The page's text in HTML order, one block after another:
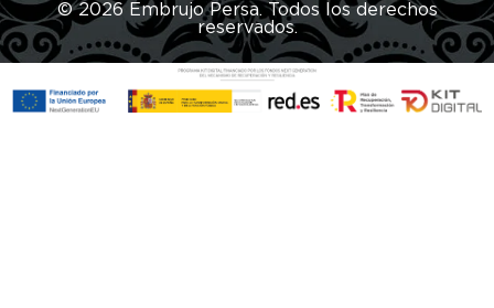
© 2026 Embrujo Persa. Todos los derechos
reservados.